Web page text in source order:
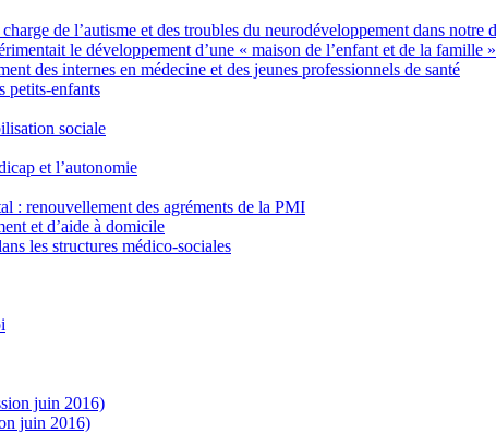
de l’autisme et des troubles du neurodéveloppement dans notre
le développement d’une « maison de l’enfant et de la famille
des internes en médecine et des jeunes professionnels de santé
petits-enfants
sociale
et l’autonomie
: renouvellement des agréments de la PMI
et d’aide à domicile
les structures médico-sociales
juin 2016)
juin 2016)